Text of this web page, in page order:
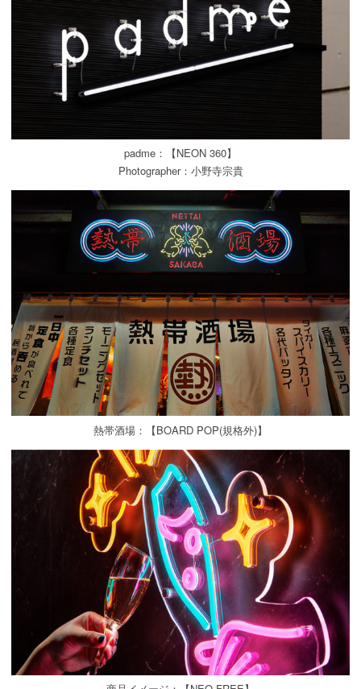
padme：【NEON 360】
Photographer：小野寺宗貴
熱帯酒場：【BOARD POP(規格外)】